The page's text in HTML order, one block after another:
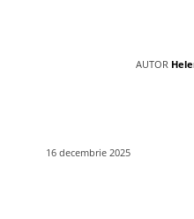
AUTOR
16 decembrie 2025